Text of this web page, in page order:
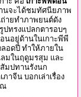
นจะได้ชมทัศนียภาพ
ายทำภาพยนต์ดัง
ทรงแปลกตารอบๆ
นอยู่ด้านในเกาะพีพี
อดปี ทำให้ภายใน
มในฤดูมรสุม และ
มปทานรังนก
าจีน บอกเล่าเรื่อง
ณ